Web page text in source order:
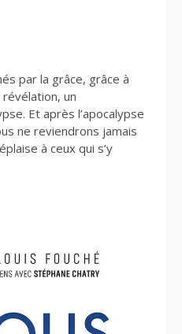
par la grâce, grâce à
un
Et après l’apocalypse
ne reviendrons jamais
à ceux qui s’y